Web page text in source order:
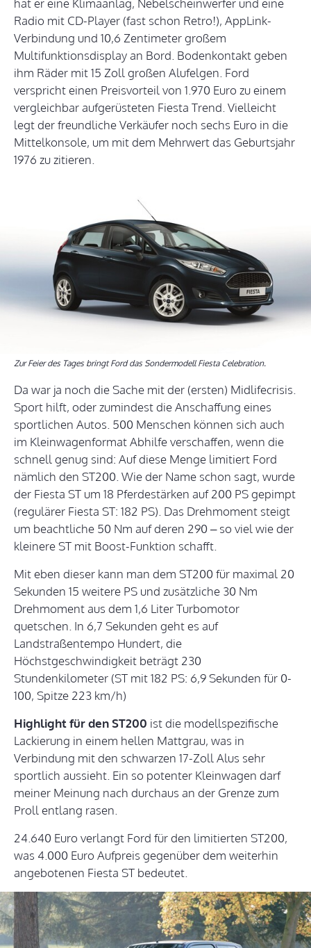
hat er eine Klimaanlag, Nebelscheinwerfer und eine
Radio mit CD-Player (fast schon Retro!), AppLink-
Verbindung und 10,6 Zentimeter großem
Multifunktionsdisplay an Bord. Bodenkontakt geben
ihm Räder mit 15 Zoll großen Alufelgen. Ford
verspricht einen Preisvorteil von 1.970 Euro zu einem
vergleichbar aufgerüsteten Fiesta Trend. Vielleicht
legt der freundliche Verkäufer noch sechs Euro in die
Mittelkonsole, um mit dem Mehrwert das Geburtsjahr
1976 zu zitieren.
Zur Feier des Tages bringt Ford das Sondermodell Fiesta Celebration.
Da war ja noch die Sache mit der (ersten) Midlifecrisis.
Sport hilft, oder zumindest die Anschaffung eines
sportlichen Autos. 500 Menschen können sich auch
im Kleinwagenformat Abhilfe verschaffen, wenn die
schnell genug sind: Auf diese Menge limitiert Ford
nämlich den ST200. Wie der Name schon sagt, wurde
der Fiesta ST um 18 Pferdestärken auf 200 PS gepimpt
(regulärer Fiesta ST: 182 PS). Das Drehmoment steigt
um beachtliche 50 Nm auf deren 290 – so viel wie der
kleinere ST mit Boost-Funktion schafft.
Mit eben dieser kann man dem ST200 für maximal 20
Sekunden 15 weitere PS und zusätzliche 30 Nm
Drehmoment aus dem 1,6 Liter Turbomotor
quetschen. In 6,7 Sekunden geht es auf
Landstraßentempo Hundert, die
Höchstgeschwindigkeit beträgt 230
Stundenkilometer (ST mit 182 PS: 6,9 Sekunden für 0-
100, Spitze 223 km/h)
Highlight für den ST200 ist die modellspezifische
Lackierung in einem hellen Mattgrau, was in
Verbindung mit den schwarzen 17-Zoll Alus sehr
sportlich aussieht. Ein so potenter Kleinwagen darf
meiner Meinung nach durchaus an der Grenze zum
Proll entlang rasen.
24.640 Euro verlangt Ford für den limitierten ST200,
was 4.000 Euro Aufpreis gegenüber dem weiterhin
angebotenen Fiesta ST bedeutet.